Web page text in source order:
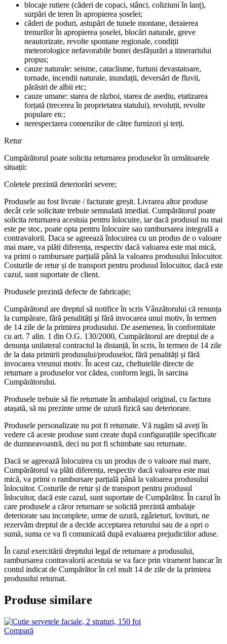
blocaje rutiere (căderi de copaci, stânci, coliziuni în lanț),
surpări de teren în apropierea șoselei;
căderi de poduri, astupări de tunele montane, deraierea
trenurilor în apropierea șoselei, blocări naturale, greve
neautorizate, revolte spontane regionale, condiții
meteorologice nefavorabile bunei desfășurări a itinerariului
propus;
cauze naturale: seisme, cataclisme, furtuni devastatoare,
tornade, incendii naturale, inundații, deversări de fluvii,
părăsiri de albii etc;
cauze umane: starea de război, starea de asediu, etatizarea
forțată (trecerea în proprietatea statului), revoluții, revolte
populare etc;
nerespectarea comenzilor de către furnizori și terți.
Retur
Cumpărătorul poate solicita returnarea produselor în următoarele
situații:
Coletele prezintă deteriorări severe;
Produsele au fost livrate / facturate greșit. Livrarea altor produse
decât cele solicitate trebuie semnalată imediat. Cumpărătorul poate
solicita returnarea acestuia pentru înlocuire, iar dacă produsul nu mai
este pe stoc, poate opta pentru înlocuire sau rambursarea integrală a
contravalorii. Daca se agreează înlocuirea cu un produs de o valoare
mai mare, va plăti diferența, respectiv dacă valoarea este mai mică,
va primi o rambursare parțială până la valoarea produsului înlocuitor.
Costurile de retur și de transport pentru produsul înlocuitor, dacă este
cazul, sunt suportate de client.
Produsele prezintă defecte de fabricație;
Cumpărătorul are dreptul să notifice în scris Vânzătorului că renunța
la cumpărare, fără penalități şi fără invocarea unui motiv, în termen
de 14 zile de la primirea produsului. De asemenea, în conformitate
cu art. 7 alin. 1 din O.G. 130/2000, Cumpărătorul are dreptul de a
denunța unilateral contractul la distanță, în scris, în termen de 14 zile
de la data primirii produsului/produselor, fără penalități și fără
invocarea vreunui motiv. În acest caz, cheltuielile directe de
returnare a produselor vor cădea, conform legii, în sarcina
Cumpărătorului.
Produsele trebuie să fie returnate în ambalajul original, cu factura
atașată, să nu prezinte urme de uzură fizică sau deteriorare.
Produsele personalizate nu pot fi returnate. Vă rugăm să aveți în
vedere că aceste produse sunt create după configurațiile specificate
de dumneavoastră, deci nu pot fi schimbate sau returnate.
Dacă se agreează înlocuirea cu un produs de o valoare mai mare,
Cumpărătorul va plăti diferența, respectiv dacă valoarea este mai
mică, va primi o rambursare parțială până la valoarea produsului
înlocuitor. Costurile de retur și de transport pentru produsul
înlocuitor, dacă este cazul, sunt suportate de Cumpărător. În cazul în
care produsele a căror returnare se solicită prezintă ambalaje
deteriorate sau incomplete, urme de uzură, zgârieturi, lovituri, ne
rezervăm dreptul de a decide acceptarea returului sau de a opri o
sumă, suma ce va fi comunicată după evaluarea prejudiciilor aduse.
În cazul exercitării dreptului legal de returnare a produsului,
rambursarea contravalorii acestuia se va face prin virament bancar în
contul indicat de Cumpărător în cel mult 14 de zile de la primirea
produsului returnat.
Produse similare
Compară